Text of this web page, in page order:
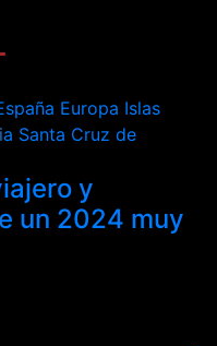
Europa Islas
Santa Cruz de
y
un 2024 muy